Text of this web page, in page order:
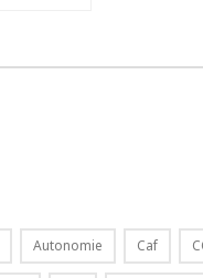
Autonomie Caf